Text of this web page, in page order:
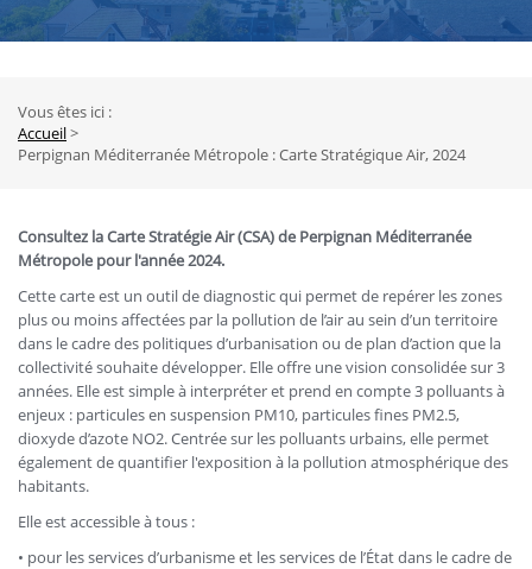
Vous êtes ici :
Fil
d'Ariane
Accueil
Perpignan Méditerranée Métropole : Carte Stratégique Air, 2024
Consultez la Carte Stratégie Air (CSA) de Perpignan Méditerranée
Métropole pour l'année 2024.
Cette carte est un outil de diagnostic qui permet de repérer les zones
plus ou moins affectées par la pollution de l’air au sein d’un territoire
dans le cadre des politiques d’urbanisation ou de plan d’action que la
collectivité souhaite développer. Elle offre une vision consolidée sur 3
années. Elle est simple à interpréter et prend en compte 3 polluants à
enjeux : particules en suspension PM10, particules fines PM2.5,
dioxyde d’azote NO2. Centrée sur les polluants urbains, elle permet
également de quantifier l'exposition à la pollution atmosphérique des
habitants.
Elle est accessible à tous :
• pour les services d’urbanisme et les services de l’État dans le cadre de